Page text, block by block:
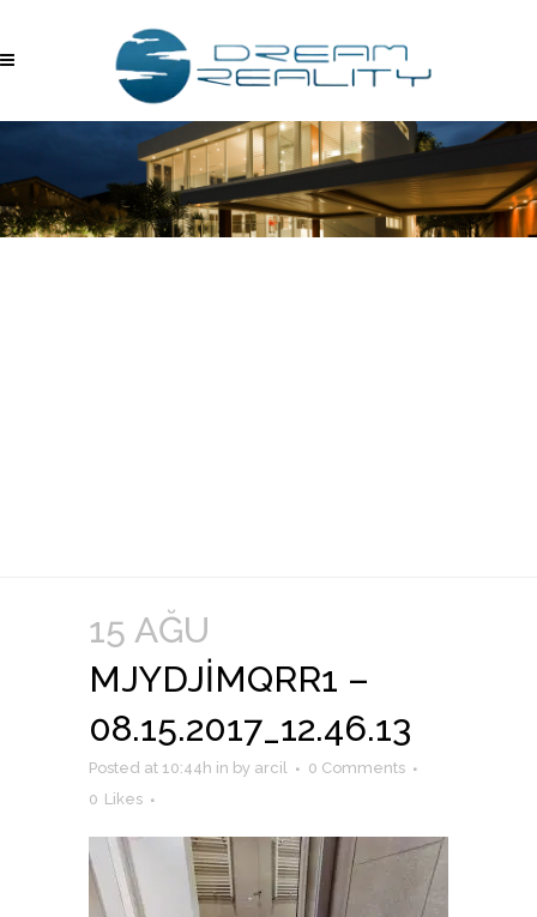
15 AĞU
MJYDJIMQRR1 –
08.15.2017_12.46.13
Posted at 10:44h in by arcil
0 Comments
0 Likes